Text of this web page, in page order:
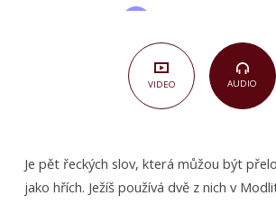
VIDEO AUDIO
Je pět řeckých slov, která můžou být
jako hřích. Ježíš používá dvě z nich v